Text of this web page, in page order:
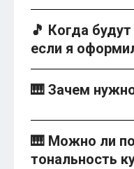
🎵 Когда
если я
🎹 Зачем
🎹 Можно ли
тональность